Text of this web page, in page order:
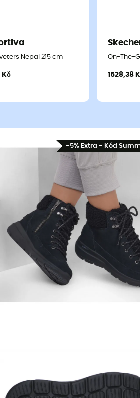
Nepal 215 cm
Kč
On-The-
1528,38
-5% Extra - Kód